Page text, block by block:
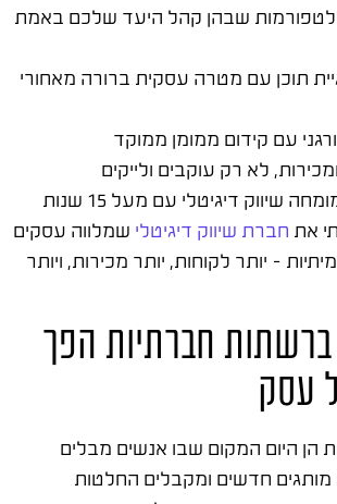
שבהן קהל היעד שלכם באמת
תוכן עם מטרה עסקית ברורה מאחורי
עם קידום ממומן ממוקד
לא רק עוקבים ולייקים
, מומחה שיווק דיגיטלי עם מעל 15 שנות
את חברת שיווק דיגיטלי שמלווה עסקים
– יותר לקוחות, יותר מכירות, ויותר
חברתיות הפך
עסק
הן היום המקום שבו אנשים מבלים
מותגים חדשים ומקבלים החלטות